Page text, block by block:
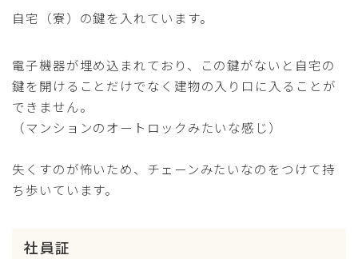
自宅（寮）の鍵を入れています。
電子機器が埋め込まれており、この鍵がないと自宅の
鍵を開けることだけでなく建物の入り口に入ることが
できません。
（マンションのオートロックみたいな感じ）
失くすのが怖いため、チェーンみたいなのをつけて持
ち歩いています。
社員証